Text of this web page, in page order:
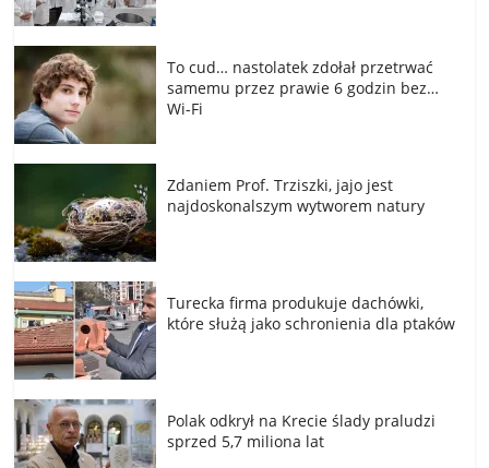
To cud… nastolatek zdołał przetrwać
samemu przez prawie 6 godzin bez…
Wi-Fi
Zdaniem Prof. Trziszki, jajo jest
najdoskonalszym wytworem natury
Turecka firma produkuje dachówki,
które służą jako schronienia dla ptaków
Polak odkrył na Krecie ślady praludzi
sprzed 5,7 miliona lat